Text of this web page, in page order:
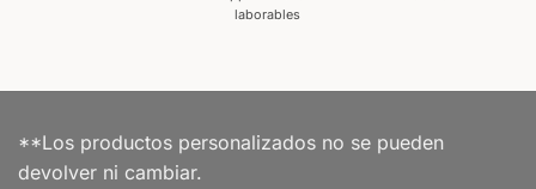
laborables
**Los productos personalizados no se pueden
devolver ni cambiar.